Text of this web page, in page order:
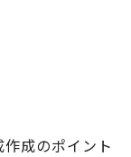
成のポイント